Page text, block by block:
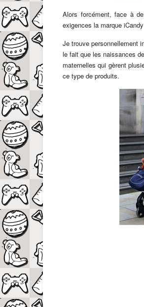
Alors forcément, face à
exigences la marque
Je trouve personnellement
le fait que les naissances
maternelles qui gèrent
ce type de produits.